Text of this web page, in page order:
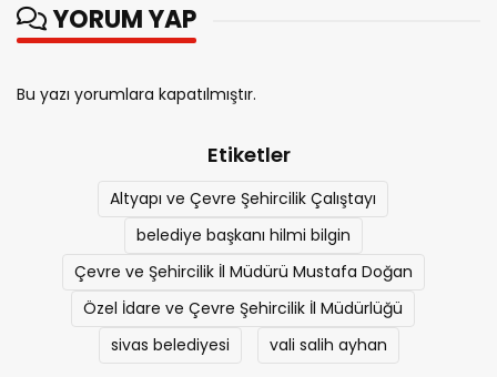
YORUM YAP
Bu yazı yorumlara kapatılmıştır.
Etiketler
Altyapı ve Çevre Şehircilik Çalıştayı
belediye başkanı hilmi bilgin
Çevre ve Şehircilik İl Müdürü Mustafa Doğan
Özel İdare ve Çevre Şehircilik İl Müdürlüğü
sivas belediyesi
vali salih ayhan